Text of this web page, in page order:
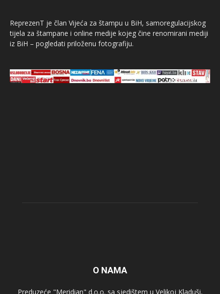
ReprezenT je član Vijeća za štampu u BiH, samoregulacijskog
tijela za štampane i online medije kojeg čine renomirani mediji
iz BiH – pogledati priloženu fotografiju.
O NAMA
Preduzeće "Meridian" d.o.o. sa sjedištem u Velikoj Kladuši,